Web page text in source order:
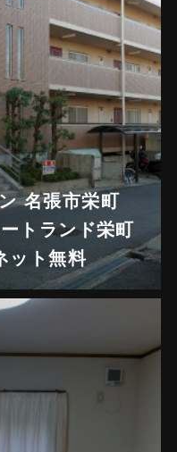
名張市栄町
トランド栄町
ット無料